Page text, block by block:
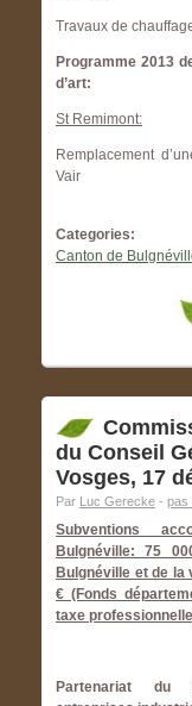
Travaux de
Programme 2013
d’art:
St Remimont:
Remplacement
Vair
Categories:
Canton de
du Conseil
Vosges, 17
Par Luc Gerecke - pas
Subventions
Bulgnéville: 75
Bulgnéville et de la
€ (Fonds
taxe
Partenariat du